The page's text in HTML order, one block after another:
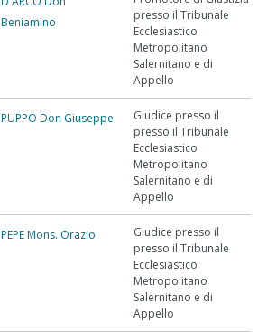
Beniamino
presso il Tribunale
Ecclesiastico
Metropolitano
Salernitano e di
Appello
PUPPO Don Giuseppe
Giudice presso il
presso il Tribunale
Ecclesiastico
Metropolitano
Salernitano e di
Appello
PEPE Mons. Orazio
Giudice presso il
presso il Tribunale
Ecclesiastico
Metropolitano
Salernitano e di
Appello